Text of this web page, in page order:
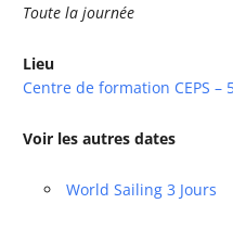
Toute la journée
Lieu
Centre de formation CEPS
Voir les autres dates
World Sailing 3 Jours